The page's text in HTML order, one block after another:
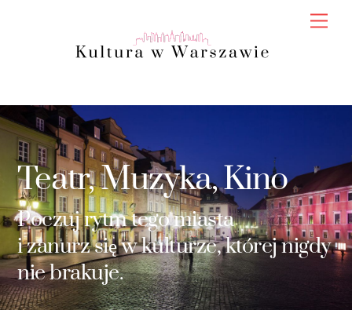
Teatr, Muzyka, Kino
Poczuj rytm tego miasta
i zanurz się w kulturze, której nigdy
nie brakuje.